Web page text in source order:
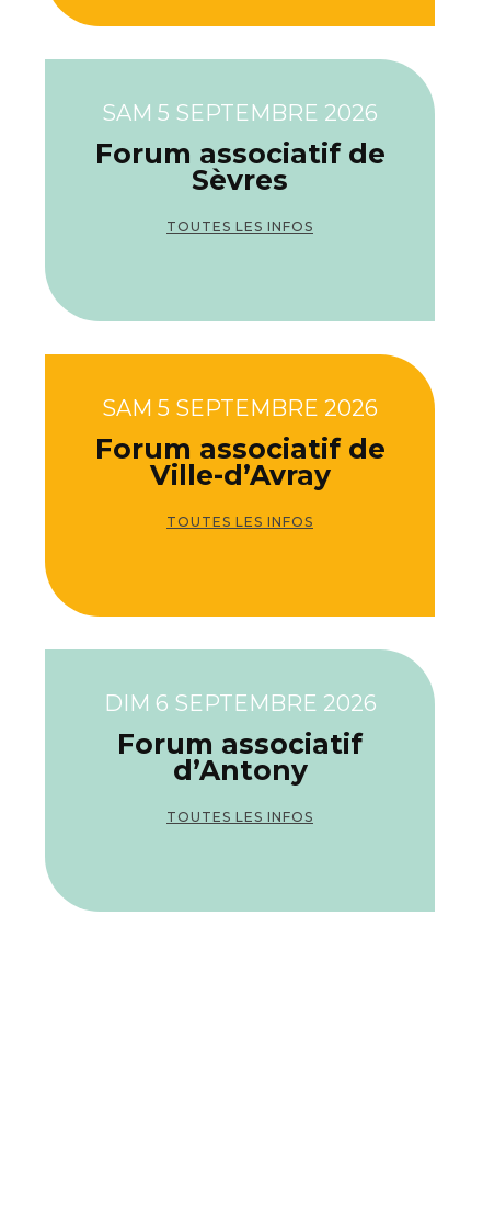
SAM 5 SEPTEMBRE 2026
Forum associatif de
Sèvres
TOUTES LES INFOS
SAM 5 SEPTEMBRE 2026
Forum associatif de
Ville-d’Avray
TOUTES LES INFOS
DIM 6 SEPTEMBRE 2026
Forum associatif
d’Antony
TOUTES LES INFOS